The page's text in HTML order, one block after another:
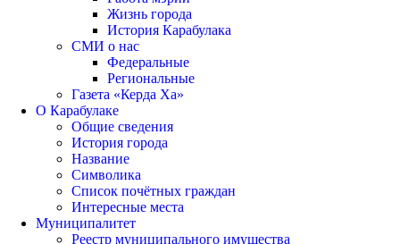
Жизнь города
История Карабулака
СМИ о нас
Федеральные
Региональные
Газета «Керда Ха»
О Карабулаке
Общие сведения
История города
Название
Символика
Список почётных граждан
Интересные места
Муниципалитет
Реестр муниципального имущества